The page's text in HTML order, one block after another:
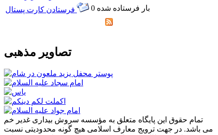
0 بار فرستاده شده
تصاویر مذهبی
تمام حقوق این پایگاه متعلق به مؤسسه سروش بیداری غدیر خم
می باشد. در جهت ترویج معارف اسلامی هیچ گونه محدودیتی نسبت